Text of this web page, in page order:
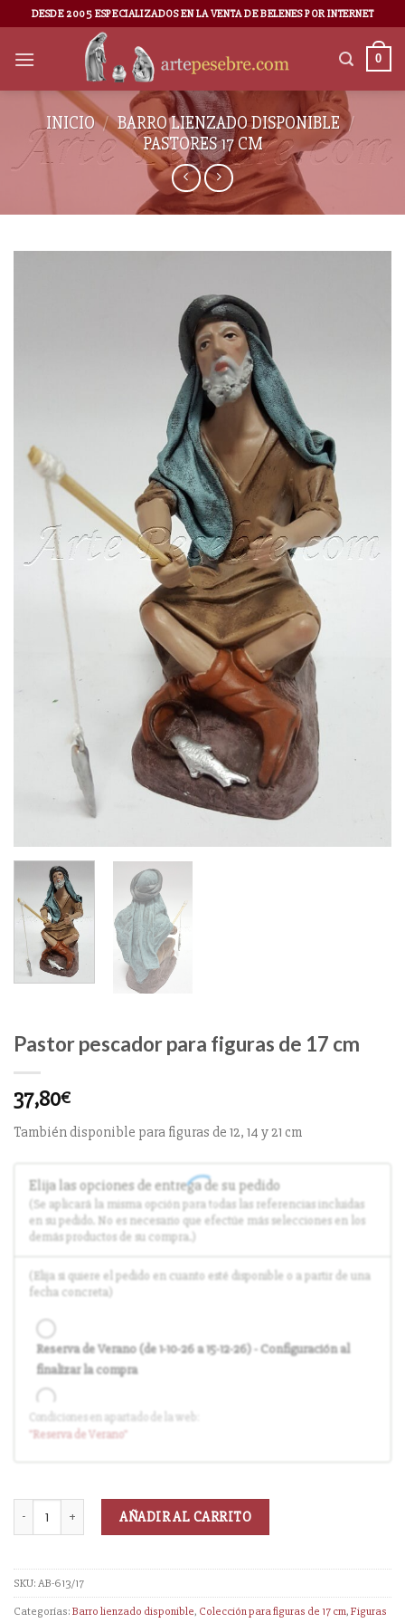
DESDE 2005 ESPECIALIZADOS EN LA VENTA DE BELENES POR INTERNET
0
INICIO / BARRO LIENZADO DISPONIBLE /
PASTORES 17 CM
Pastor pescador para figuras de 17 cm
37,80€
También disponible para figuras de 12, 14 y 21 cm
Elija las opciones de entrega de su pedido
(Se aplicará la misma opción para todas las referencias incluidas
en su pedido. No es necesario que efectúe más selecciones en los
demás productos de su compra.)
(Elija si quiere el pedido en cuanto esté disponible o a partir de una
fecha concreta)
Reserva de Verano (de 1-10-26 a 15-12-26) - Configuración al
finalizar la compra
Entrega en cuanto el pedido esté disponible (sin descuento)
Condiciones en apartado de la web:
"Reservade Verano"
AÑADIR AL CARRITO
SKU:AB-613/17
Categorías:Barro lienzado disponible, Colección para figuras de 17 cm,Figuras